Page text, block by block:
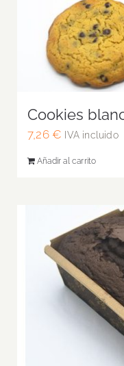
Cookies
7,26 € IVA incluido
Añadir al carrito